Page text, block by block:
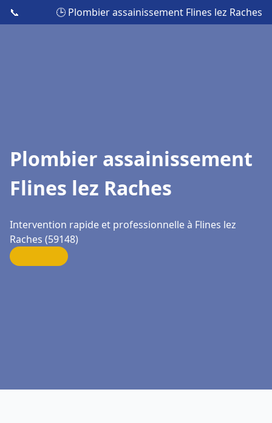
📞 🕒 Plombier assainissement Flines lez Raches
Plombier assainissement
Flines lez Raches
Intervention rapide et professionnelle à Flines lez
Raches (59148)